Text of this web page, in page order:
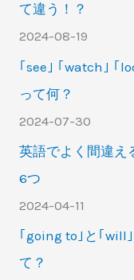
て違う！？
2024-08-19
｢see｣ ｢watch｣ ｢
って何？
2024-07-30
英語でよく間違え
6つ
2024-04-11
｢going to｣と｢will
て？